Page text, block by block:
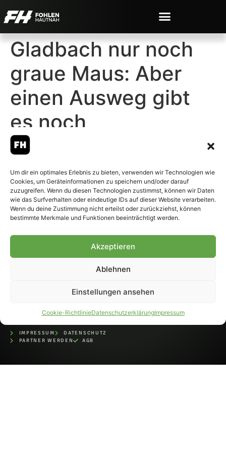
Um dir ein optimales Erlebnis zu bieten, verwenden wir Technologien wie
Cookies, um Geräteinformationen zu speichern und/oder darauf
zuzugreifen. Wenn du diesen Technologien zustimmst, können wir Daten
wie das Surfverhalten oder eindeutige IDs auf dieser Website verarbeiten.
Wenn du deine Zustimmung nicht erteilst oder zurückziehst, können
bestimmte Merkmale und Funktionen beeinträchtigt werden.
Akzeptieren
Ablehnen
Einstellungen ansehen
Cookie-RichtlinieDatenschutzerklärungImpressum
Gladbach nur noch
graue Maus: Aber
einen Ausweg gibt
es noch
© 2007-2026 Fohlen-Hautnah.de
– Alle rechte vorbehalten.
Fohlen-Hautnah.de ist ein
offiziell eingetragenes Magazin
IMPRESSUM
DATENSCHUTZ
PARTNER WERDEN
AGB